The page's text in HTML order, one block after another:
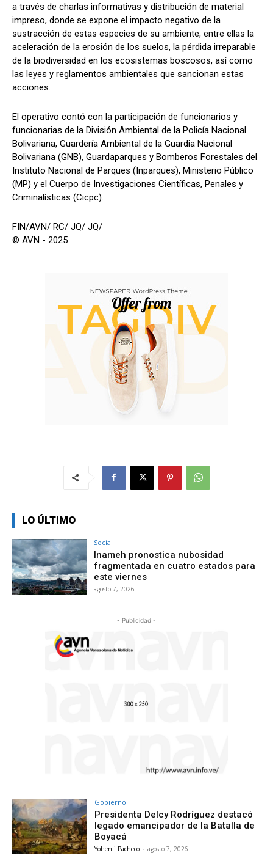
a través de charlas informativas y distribución de material
impreso, donde se expone el impacto negativo de la
sustracción de estas especies de su ambiente, entre ellas la
aceleración de la erosión de los suelos, la pérdida irreparable
de la biodiversidad en los ecosistemas boscosos, así como
las leyes y reglamentos ambientales que sancionan estas
acciones.
El operativo contó con la participación de funcionarios y
funcionarias de la División Ambiental de la Policía Nacional
Bolivariana, Guardería Ambiental de la Guardia Nacional
Bolivariana (GNB), Guardaparques y Bomberos Forestales del
Instituto Nacional de Parques (Inparques), Ministerio Público
(MP) y el Cuerpo de Investigaciones Científicas, Penales y
Criminalísticas (Cicpc).
FIN/AVN/ RC/ JQ/ JQ/
© AVN - 2025
LO ÚLTIMO
Social
Inameh pronostica nubosidad
fragmentada en cuatro estados para
este viernes
agosto 7, 2026
- Publicidad -
Gobierno
Presidenta Delcy Rodríguez destacó
legado emancipador de la Batalla de
Boyacá
Yohenli Pacheco - agosto 7, 2026